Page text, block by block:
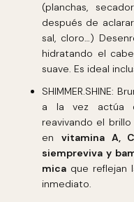
(planchas,
después de
sal, cloro…)
hidratando el
suave. Es ideal
SHIMMER.SHINE:
a la vez actúa
reavivando el
en vitamina A,
siempreviva y
mica que reflejan
inmediato.